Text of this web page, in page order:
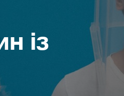
із